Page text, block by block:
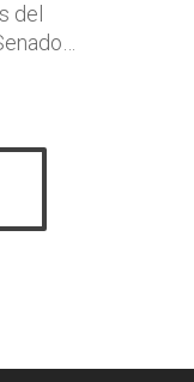
del